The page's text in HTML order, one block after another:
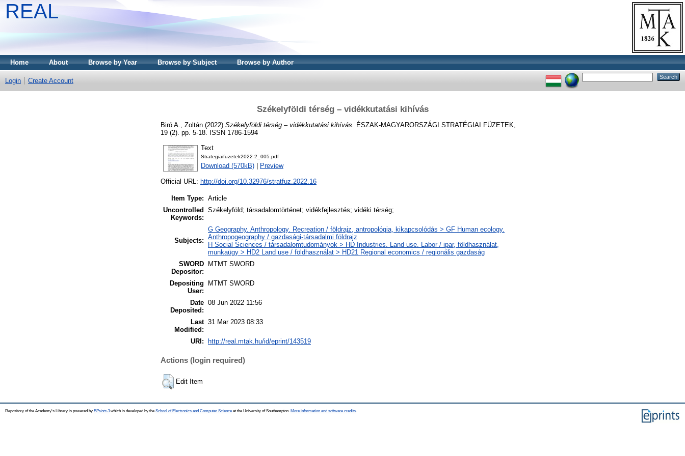
REAL
Home About Browse by Year Browse by Subject Browse by Author
Login Create Account
Székelyföldi térség – vidékkutatási kihívás
Biró A., Zoltán (2022) Székelyföldi térség – vidékkutatási kihívás.
ÉSZAK-MAGYARORSZÁGI STRATÉGIAI FÜZETEK,
19 (2). pp. 5-18. ISSN 1786-1594
Text
Strategiaifuzetek2022-2_005.pdf
Download (570kB) Preview
Official URL: http://doi.org/10.32976/stratfuz.2022.16
Item Type: Article
Uncontrolled
Keywords:
Székelyföld; társadalomtörténet; vidékfejlesztés; vidéki térség;
Subjects:
G Geography. Anthropology. Recreation / földrajz, antropológia, kikapcsolódás > GF Human ecology.
Anthropogeography / gazdasági-társadalmi földrajz
H Social Sciences / társadalomtudományok > HD Industries. Land use. Labor / ipar, földhasználat,
munkaügy > HD2 Land use / földhasználat > HD21 Regional economics / regionális gazdaság
SWORD
Depositor:
MTMT SWORD
Depositing
User:
MTMT SWORD
Date
Deposited:
08 Jun 2022 11:56
Last
Modified:
31 Mar 2023 08:33
URI: http://real.mtak.hu/id/eprint/143519
Actions (login required)
Edit Item
Repository of the Academy's Library is powered by EPrints 3which is developed by the School of Electronics and Computer Science at the University of Southampton. More information and software credits